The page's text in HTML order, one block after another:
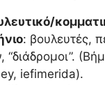
: βουλευτές,
“διάδρομοι”.
iefimerida).